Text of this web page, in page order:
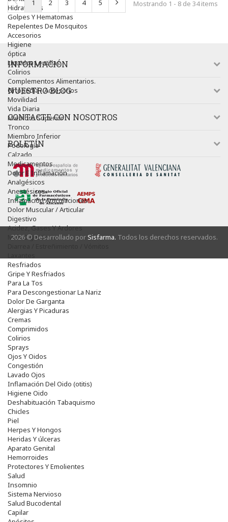
Hidratantes
Golpes Y Hematomas
Repelentes De Mosquitos
Accesorios
Higiene
óptica
Líquidos Lentillas
Colirios
Complementos Alimentarios.
Ortopedia - Accesorios
Movilidad
Vida Diaria
Miembro Superior
Tronco
Miembro Inferior
Podología
Calzado
Medicamentos
Dolor E Inflamación
Analgésicos
Anestésicos
Inflamación Articulaciones
Dolor Muscular / Articular
Digestivo
Acidez, Gases Y Ardores
Mala Digestion
Resfriados
Gripe Y Resfriados
Para La Tos
Para Descongestionar La Nariz
Dolor De Garganta
Alergias Y Picaduras
Cremas
Comprimidos
Colirios
Sprays
Ojos Y Oidos
Congestión
Lavado Ojos
Inflamación Del Oido (otitis)
Higiene Oido
Deshabituación Tabaquismo
Chicles
Piel
Herpes Y Hongos
Heridas Y úlceras
Aparato Genital
Hemorroides
Protectores Y Emolientes
Salud
Insomnio
Sistema Nervioso
Salud Bucodental
Capilar
1 2 3 4 5 Mostrando 1 - 8 de 34 items
INFORMACIÓN
NUESTRO BLOG
CONTACTE CON NOSOTROS
BOLETÍN
2026 © Desarrollado porSisfarma. Todos los derechos reservados.